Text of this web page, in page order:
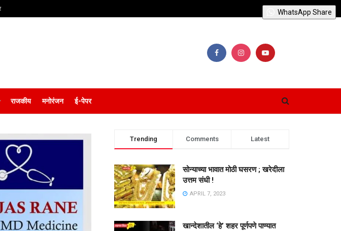
राजकीय मनोरंजन ई-पेपर
Trending Comments Latest
सोन्याच्या भावात मोठी घसरण ; खरेदीला
उत्तम संधी !
APRIL 7, 2023
खान्देशातील ‘हे’ शहर पूर्णपणे पाण्यात
WhatsApp Share